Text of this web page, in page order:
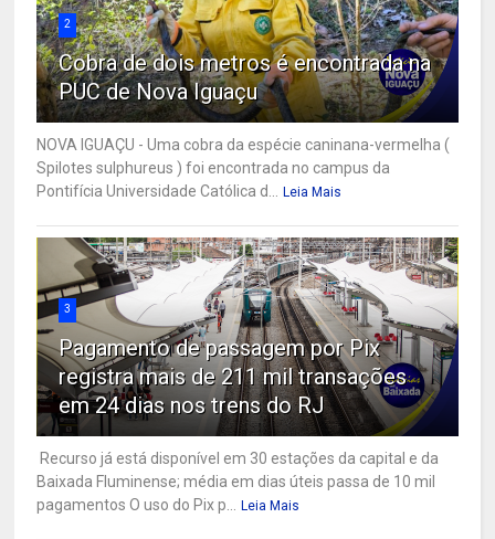
2
Cobra de dois metros é encontrada na
PUC de Nova Iguaçu
NOVA IGUAÇU - Uma cobra da espécie caninana-vermelha (
Spilotes sulphureus ) foi encontrada no campus da
Pontifícia Universidade Católica d...
Leia Mais
3
Pagamento de passagem por Pix
registra mais de 211 mil transações
em 24 dias nos trens do RJ
Recurso já está disponível em 30 estações da capital e da
Baixada Fluminense; média em dias úteis passa de 10 mil
pagamentos O uso do Pix p...
Leia Mais